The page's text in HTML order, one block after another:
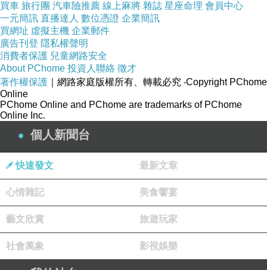
買車 旅行團 汽車險推薦 線上麻將 雜誌 星座命理 會員中心
一元簡訊 直播達人 數位憑證 企業簡訊
買網址 虛擬主機 企業郵件
廣告刊登 隱私權聲明
消費者保護 兒童網路安全
About PChome 投資人聯絡 徵才
著作權保護 ｜網路家庭版權所有、轉載必究 ‧Copyright PChome
Online
PChome Online and PChome are trademarks of PChome
Online Inc.
個人新聞台
快速發文 最新文章
心情雜記 美食饗宴
藝文欣賞 旅遊玩家
社會萬象 影視娛樂